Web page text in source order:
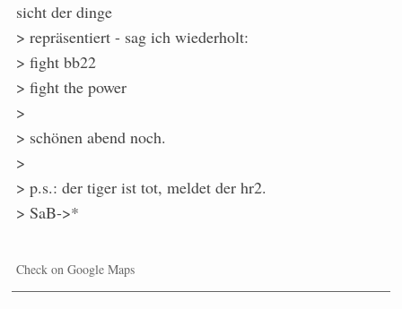
sicht der dinge
> repräsentiert - sag ich wiederholt:
> fight bb22
> fight the power
>
> schönen abend noch.
>
> p.s.: der tiger ist tot, meldet der hr2.
> SaB->*
Check on Google Maps